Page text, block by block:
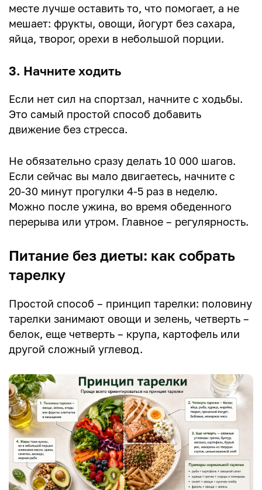
месте лучше оставить то, что помогает, а не
мешает: фрукты, овощи, йогурт без сахара,
яйца, творог, орехи в небольшой порции.
3. Начните ходить
Если нет сил на спортзал, начните с ходьбы.
Это самый простой способ добавить
движение без стресса.
Не обязательно сразу делать 10 000 шагов.
Если сейчас вы мало двигаетесь, начните с
20-30 минут прогулки 4-5 раз в неделю.
Можно после ужина, во время обеденного
перерыва или утром. Главное – регулярность.
Питание без диеты: как собрать
тарелку
Простой способ – принцип тарелки: половину
тарелки занимают овощи и зелень, четверть –
белок, еще четверть – крупа, картофель или
другой сложный углевод.